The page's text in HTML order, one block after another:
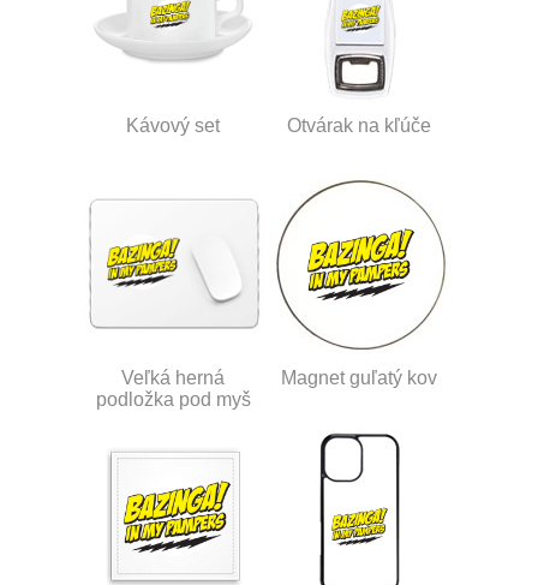
Kávový set Otvárak na kľúče
Veľká herná
podložka pod myš
Magnet guľatý kov